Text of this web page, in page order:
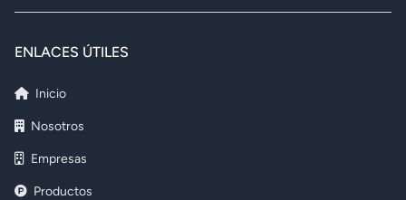
ENLACES ÚTILES
Inicio
Nosotros
Empresas
Productos